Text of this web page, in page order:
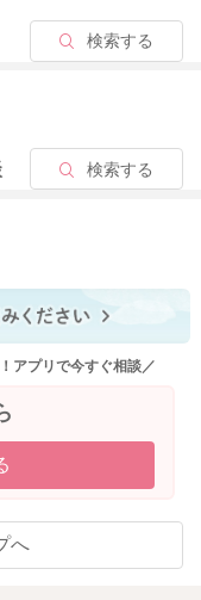
検索する
検索する
アプリで今すぐ相談／
へ